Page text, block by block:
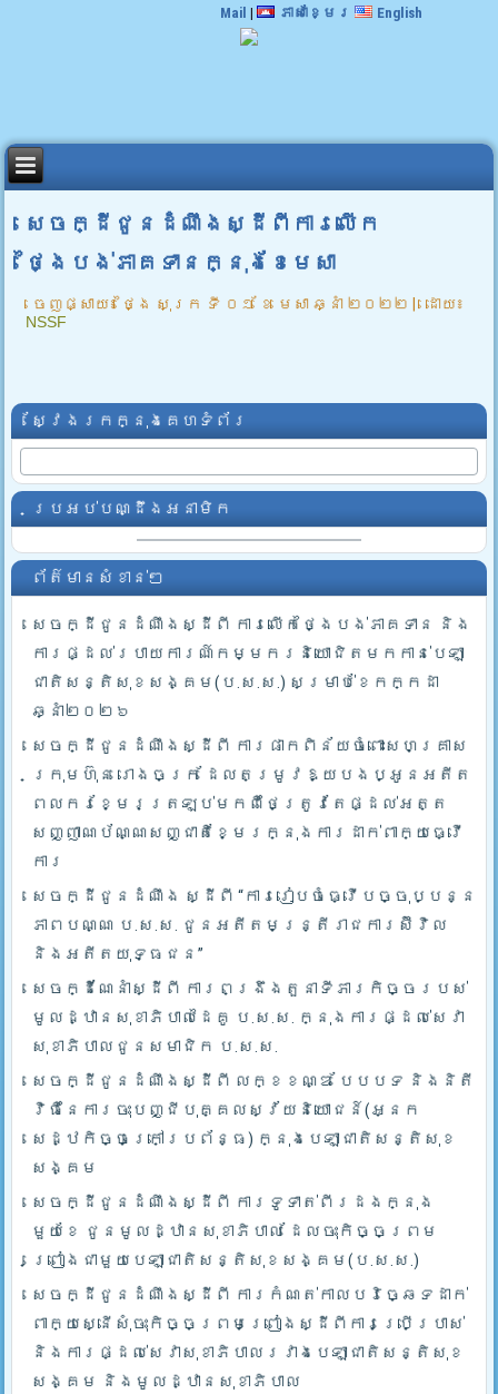
Mail | ភាសាខ្មែរ English
សេចក្ដីជូនដំណឹងស្ដីពីការលើក
ថ្ងៃបង់ភាគទានក្នុងខែមេសា
ចេញផ្សាយ៖ ថ្ងៃ សុក្រ ទី ០១ ខែ មេសា ឆ្នាំ ២០២២ | ដោយ៖
NSSF
ស្វែងរកក្នុងគេហទំព័រ
ប្រអប់បណ្ដឹងអនាមិក
ព័ត៌មានសំខាន់ៗ
សេចក្ដីជូនដំណឹងស្ដីពី ការលើកថ្ងៃបង់ភាគទាន និង
ការផ្ដល់របាយការណ៍កម្មករនិយោជិតមកកាន់បេឡា
ជាតិសន្តិសុខសង្គម(ប.ស.ស.) សម្រាប់ខែកក្កដា
ឆ្នាំ២០២៦
សេចក្ដីជូនដំណឹងស្ដីពី ការផាកពិន័យចំពោះសហគ្រាស
ក្រុមហ៊ុន រោងចក្រ ដែលតម្រូវឱ្យបងប្អូនអតីត
ពលករខ្មែរត្រឡប់មកពីថៃត្រូវតែផ្ដល់អត្ត
សញ្ញាណប័ណ្ណសញ្ជាតិខ្មែរក្នុងការដាក់ពាក្យធ្វើ
ការ
សេចក្ដីជូនដំណឹង ស្ដីពី “ការរៀបចំធ្វើបច្ចុប្បន្ន
ភាពបណ្ណ ប.ស.ស. ជូនអតីតមន្ត្រីរាជការស៊ីវិល
និងអតីតយុទ្ធជន”
សេចក្ដីណែនាំស្ដីពី ការពង្រឹងតួនាទីភារកិច្ចរបស់
មូលដ្ឋានសុខាភិបាលដៃគូ ប.­ស.ស. ក្នុងការផ្ដល់សេវា
សុខាភិបាលជូនសមាជិក ប.ស.ស.
សេចក្ដីជូនដំណឹងស្ដីពី លក្ខខណ្ឌ បែបបទ និងនិតី
វិធីនៃការចុះបញ្ជីបុគ្គលស្វ័យនិយោជន៍(អ្នក
សេដ្ឋកិច្ចក្រៅប្រព័ន្ធ) ក្នុងបេឡាជាតិសន្តិសុខ
សង្គម
សេចក្ដីជូនដំណឹងស្ដីពី ការទូទាត់ពីរដងក្នុង
មួយខែ ជូនមូលដ្ឋានសុខាភិបាល ដែលចុះកិច្ចព្រម
ព្រៀងជាមួយបេឡាជាតិសន្តិសុខសង្គម(ប.ស.ស.)
សេចក្ដីជូនដំណឹងស្ដីពី ការកំណត់កាលបរិច្ឆេទដាក់
ពាក្យស្នើសុំចុះកិច្ចព្រមព្រៀងស្ដីពីការប្រើប្រាស់
និងការផ្ដល់សេវាសុខាភិបាលរវាងបេឡាជាតិសន្តិសុខ
សង្គម និងមូលដ្ឋានសុខាភិបាល